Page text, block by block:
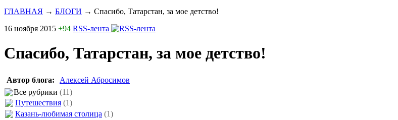
ГЛАВНАЯ → БЛОГИ → Спасибо, Татарстан, за мое детство!
16 ноября 2015 +94 RSS-лента
Спасибо, Татарстан, за мое детство!
Автор блога:
Алексей Абросимов
Все рубрики (11)
Путешествия (1)
Казань-любимая столица (1)